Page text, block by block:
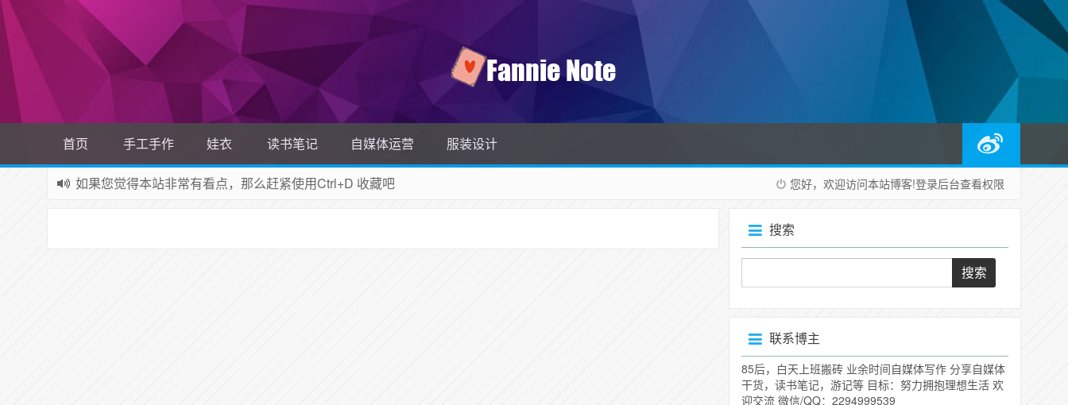
首页 手工手作 娃衣 读书笔记 自媒体运营 服装设计
您好，欢迎访问本站博客!登录后台查看权限
如果您觉得本站非常有看点，那么赶紧使用Ctrl+D 收藏吧
网站所有资源均来自网络，如有侵权请联系站长删除！
搜索
联系博主
85后，白天上班搬砖 业余时间自媒体写作 分享自媒体
干货，读书笔记，游记等 目标：努力拥抱理想生活 欢
迎交流 微信/QQ：2294999539